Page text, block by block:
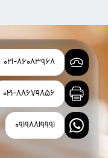
021-86083968
021-88679856
09198819991